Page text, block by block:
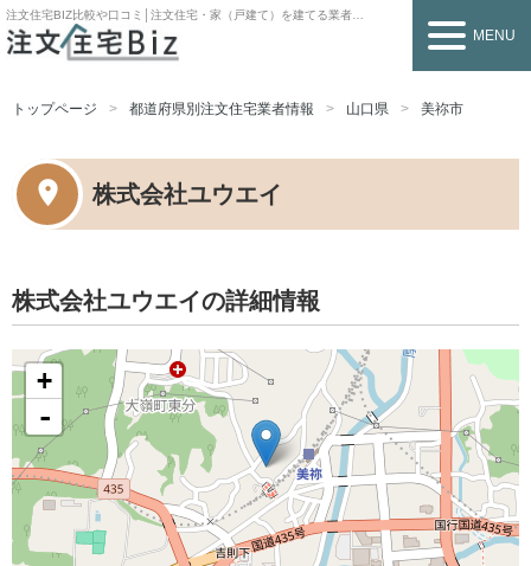
注文住宅BIZ比較や口コミ│注文住宅・家（戸建て）を建てる業者を探すなら
MENU
トップページ 都道府県別注文住宅業者情報 山口県 美祢市
株式会社ユウエイ
株式会社ユウエイの詳細情報
+
-